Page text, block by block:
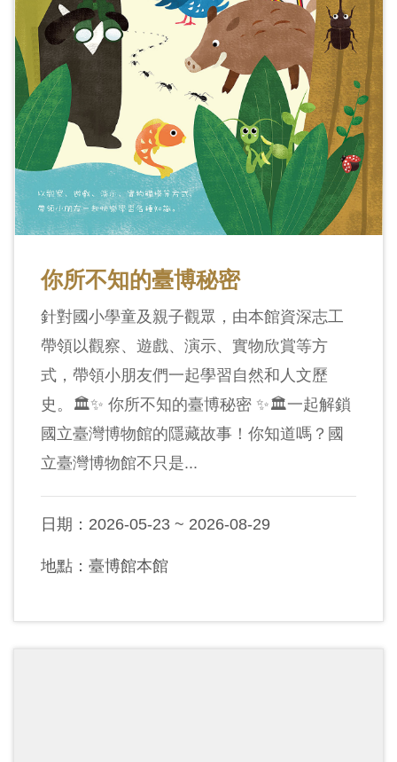
你所不知的臺博秘密
針對國小學童及親子觀眾，由本館資深志工
帶領以觀察、遊戲、演示、實物欣賞等方
式，帶領小朋友們一起學習自然和人文歷
史。🏛️✨ 你所不知的臺博秘密 ✨🏛️一起解鎖
國立臺灣博物館的隱藏故事！你知道嗎？國
立臺灣博物館不只是...
日期：2026-05-23 ~ 2026-08-29
地點：臺博館本館